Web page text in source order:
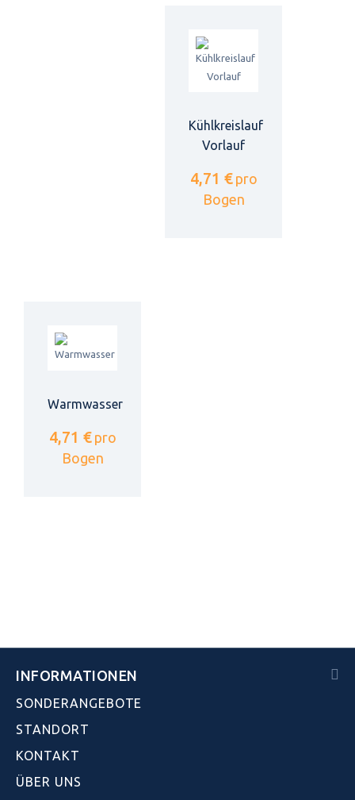
Kühlkreislauf
Vorlauf
4,71 € pro
Bogen
Warmwasser
4,71 € pro
Bogen
INFORMATIONEN
SONDERANGEBOTE
STANDORT
KONTAKT
ÜBER UNS